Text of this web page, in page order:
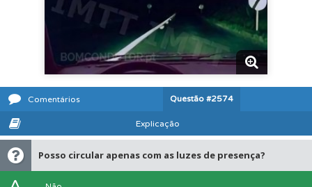
Comentários Questão #2574
Explicação
Posso circular apenas com as luzes de presença?